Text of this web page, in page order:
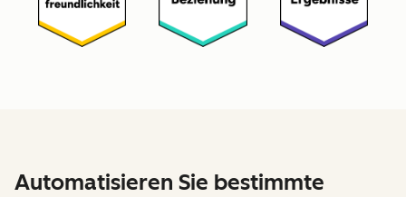
Automatisieren Sie bestimmte